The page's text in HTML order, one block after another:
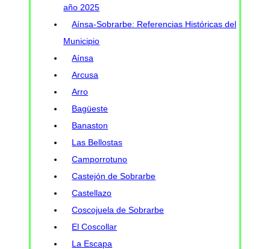
año 2025
Aínsa-Sobrarbe: Referencias Históricas del
Municipio
Aínsa
Arcusa
Arro
Bagüeste
Banaston
Las Bellostas
Camporrotuno
Castejón de Sobrarbe
Castellazo
Coscojuela de Sobrarbe
El Coscollar
La Escapa